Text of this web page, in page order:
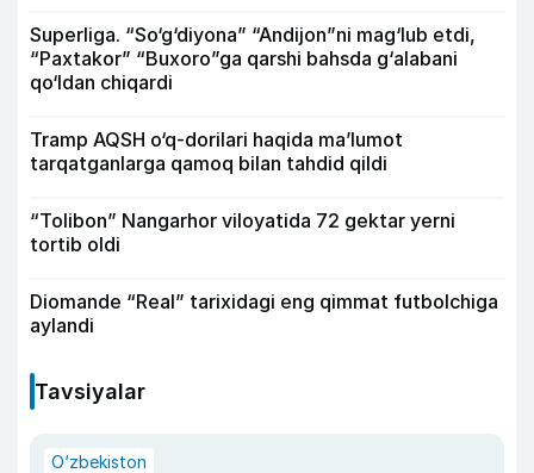
Superliga. “So‘g‘diyona” “Andijon”ni mag‘lub etdi,
“Paxtakor” “Buxoro”ga qarshi bahsda g‘alabani
qo‘ldan chiqardi
Tramp AQSH o‘q-dorilari haqida ma’lumot
tarqatganlarga qamoq bilan tahdid qildi
“Tolibon” Nangarhor viloyatida 72 gektar yerni
tortib oldi
Diomande “Real” tarixidagi eng qimmat futbolchiga
aylandi
Tavsiyalar
O‘zbekiston